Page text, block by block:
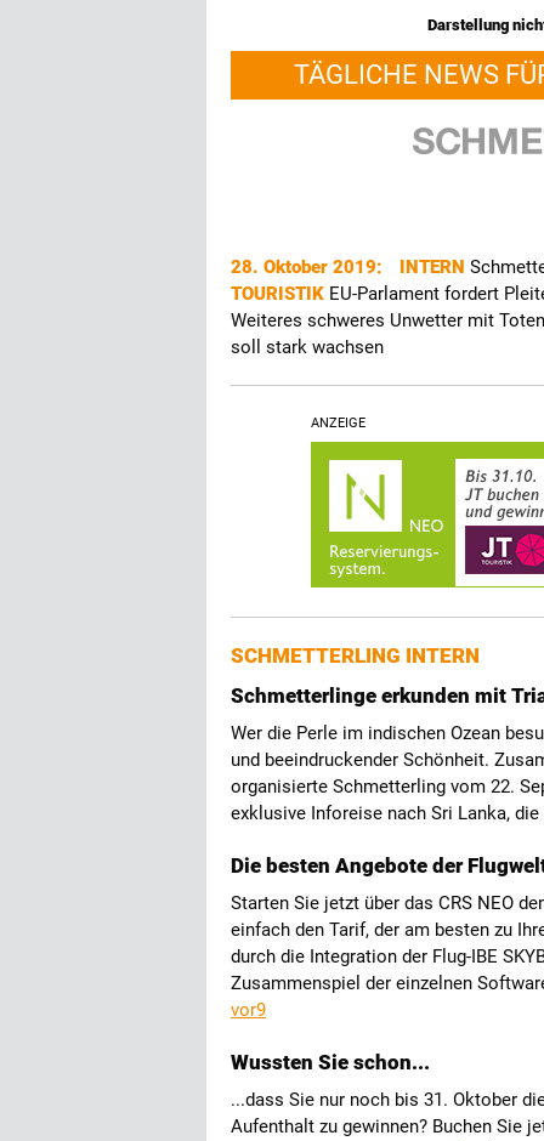
Darstellung
TÄGLICHE NEWS
28. Oktober 2019: INTERN
TOURISTIK EU-Parlament fordert
Weiteres schweres Unwetter mit
soll stark wachsen
ANZEIGE
SCHMETTERLING INTERN
Schmetterlinge erkunden mit
Wer die Perle im indischen Ozean
und beeindruckender Schönheit.
organisierte Schmetterling vom 22.
exklusive Inforeise nach Sri Lanka,
Die besten Angebote der
Starten Sie jetzt über das CRS NEO
einfach den Tarif, der am besten zu
durch die Integration der Flug-IBE
Zusammenspiel der einzelnen
vor9
Wussten Sie schon...
...dass Sie nur noch bis 31. Oktober
Aufenthalt zu gewinnen? Buchen Sie